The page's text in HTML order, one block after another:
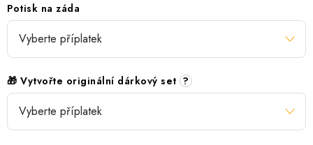
Potisk na záda
🎁 Vytvořte originální dárkový set ?